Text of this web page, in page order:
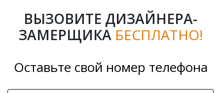
ВЫЗОВИТЕ ДИЗАЙНЕРА-
ЗАМЕРЩИКА БЕСПЛАТНО!
Оставьте свой номер телефона